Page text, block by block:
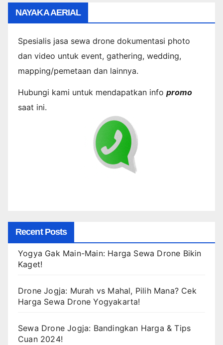
NAYAKA AERIAL
Spesialis jasa sewa drone dokumentasi photo
dan video untuk event, gathering, wedding,
mapping/pemetaan dan lainnya.
Hubungi kami untuk mendapatkan info promo
saat ini.
Recent Posts
Yogya Gak Main-Main: Harga Sewa Drone Bikin
Kaget!
Drone Jogja: Murah vs Mahal, Pilih Mana? Cek
Harga Sewa Drone Yogyakarta!
Sewa Drone Jogja: Bandingkan Harga & Tips
Cuan 2024!